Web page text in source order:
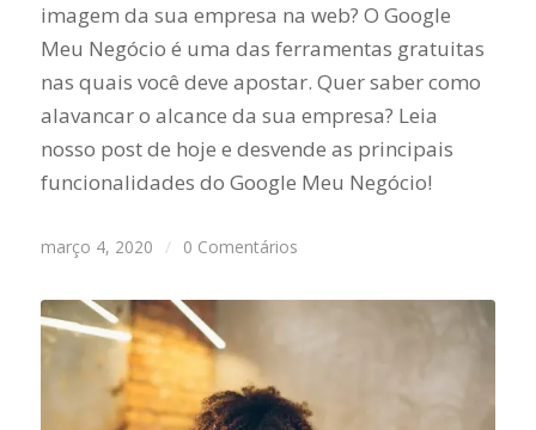
imagem da sua empresa na web? O Google
Meu Negócio é uma das ferramentas gratuitas
nas quais você deve apostar. Quer saber como
alavancar o alcance da sua empresa? Leia
nosso post de hoje e desvende as principais
funcionalidades do Google Meu Negócio!
março 4, 2020 / 0 Comentários